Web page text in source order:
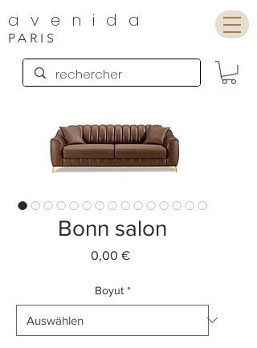
avenida
PARIS
Bonn salon
0,00 €Preis
Boyut *